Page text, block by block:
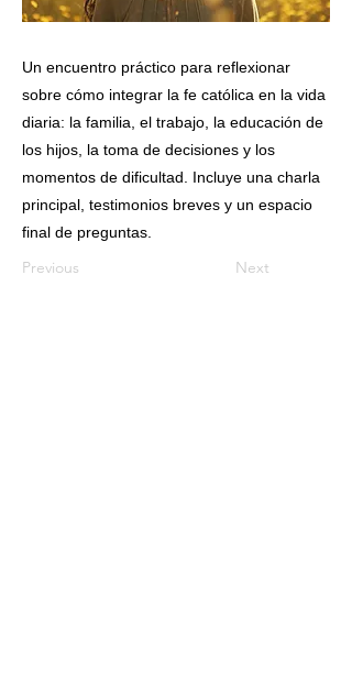
Un encuentro práctico para reflexionar
sobre cómo integrar la fe católica en la vida
diaria: la familia, el trabajo, la educación de
los hijos, la toma de decisiones y los
momentos de dificultad. Incluye una charla
principal, testimonios breves y un espacio
final de preguntas.
Previous Next